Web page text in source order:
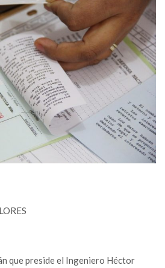
que preside el Ingeniero Héctor